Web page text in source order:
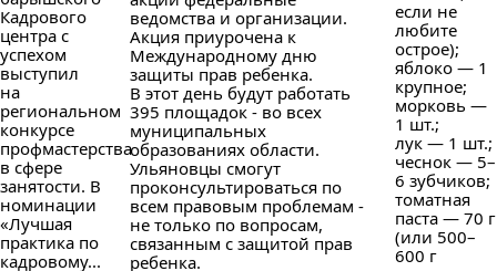
Кадрового
центра с
успехом
выступил
на
региональном
конкурсе
профмастерства
в сфере
занятости. В
номинации
«Лучшая
практика по
кадровому...
ведомства и организации.
Акция приурочена к
Международному дню
защиты прав ребенка.
В этот день будут работать
395 площадок - во всех
муниципальных
образованиях области.
Ульяновцы смогут
проконсультироваться по
всем правовым проблемам -
не только по вопросам,
связанным с защитой прав
ребенка.
если не
любите
острое);
яблоко — 1
крупное;
морковь —
1 шт.;
лук — 1 шт.;
чеснок — 5–
6 зубчиков;
томатная
паста — 70 г
(или 500–
600 г